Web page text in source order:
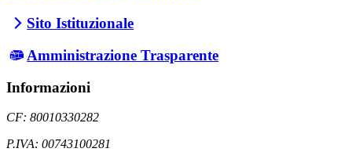
Sito Istituzionale
Amministrazione Trasparente
Informazioni
CF: 80010330282
P.IVA: 00743100281